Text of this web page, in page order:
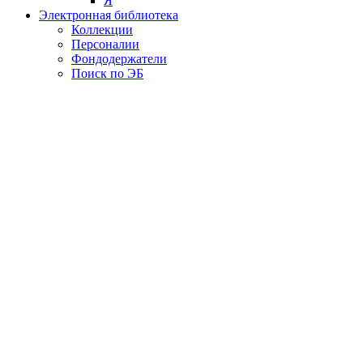
Электронная библиотека
Коллекции
Персоналии
Фондодержатели
Поиск по ЭБ